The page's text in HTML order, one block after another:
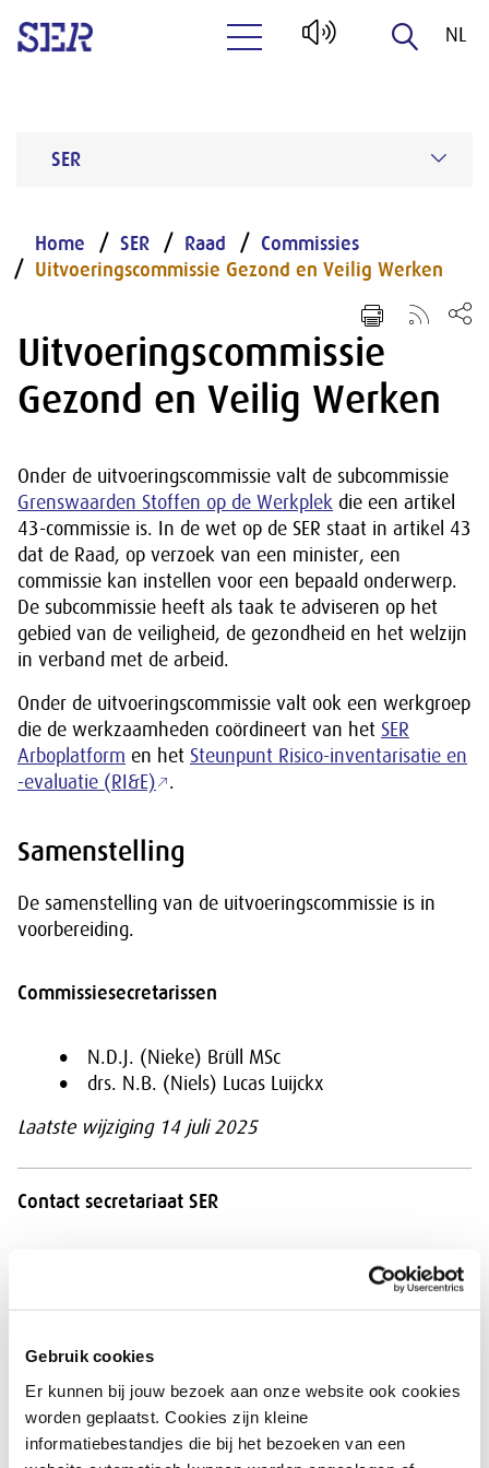
Gebruik cookies
Er kunnen bij jouw bezoek aan onze website ook cookies
worden geplaatst. Cookies zijn kleine
informatiebestandjes die bij het bezoeken van een
NL
SER
Home SER Raad
Commissies
Uitvoeringscommissie Gezond en Veilig Werken
Uitvoeringscommissie
Gezond en Veilig Werken
Onder de uitvoeringscommissie valt de subcommissie
Grenswaarden Stoffen op de Werkplek die een artikel
43-commissie is. In de wet op de SER staat in artikel 43
dat de Raad, op verzoek van een minister, een
commissie kan instellen voor een bepaald onderwerp.
De subcommissie heeft als taak te adviseren op het
gebied van de veiligheid, de gezondheid en het welzijn
in verband met de arbeid.
Onder de uitvoeringscommissie valt ook een werkgroep
die de werkzaamheden coördineert van het SER
Arboplatform en het Steunpunt Risico-inventarisatie en
-evaluatie (RI&E)
.
Samenstelling
De samenstelling van de uitvoeringscommissie is in
voorbereiding.
Commissiesecretarissen
N.D.J. (Nieke) Brüll MSc
drs. N.B. (Niels) Lucas Luijckx
Laatste wijziging 14 juli 2025
Contact secretariaat SER
Naam
E-mailadres